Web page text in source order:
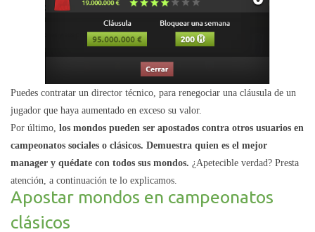
Puedes contratar un director técnico, para renegociar una cláusula de un
jugador que haya aumentado en exceso su valor.
Por último, los mondos pueden ser apostados contra otros usuarios en
campeonatos sociales o clásicos. Demuestra quien es el mejor
manager y quédate con todos sus mondos. ¿Apetecible verdad? Presta
atención, a continuación te lo explicamos.
Apostar mondos en campeonatos
clásicos